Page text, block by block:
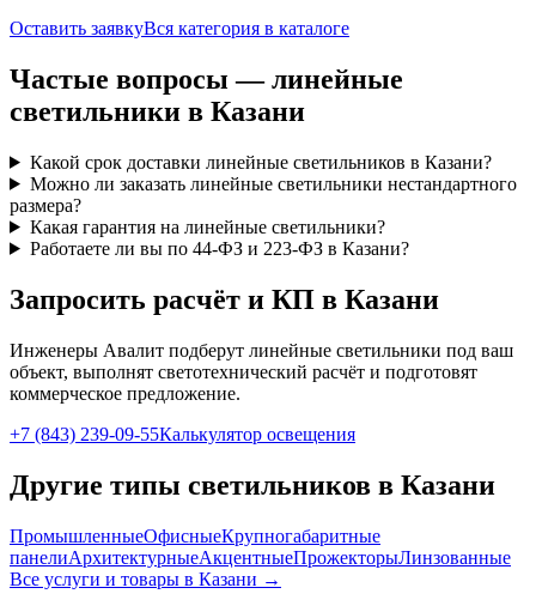
Оставить заявкуВся категория в каталоге
Частые вопросы —линейные
светильники в Казани
Какой срок доставки линейные светильников в Казани?
Можно ли заказать линейные светильники нестандартного
размера?
Какая гарантия на линейные светильники?
Работаете ли вы по 44-ФЗ и 223-ФЗ в Казани?
Запросить расчёт и КП в Казани
Инженеры Авалит подберут линейные светильники под ваш
объект, выполнят светотехнический расчёт и подготовят
коммерческое предложение.
+7 (843) 239-09-55Калькулятор освещения
Другие типы светильников в Казани
ПромышленныеОфисныеКрупногабаритные
панелиАрхитектурныеАкцентныеПрожекторыЛинзованные
Все услуги и товары в Казани →